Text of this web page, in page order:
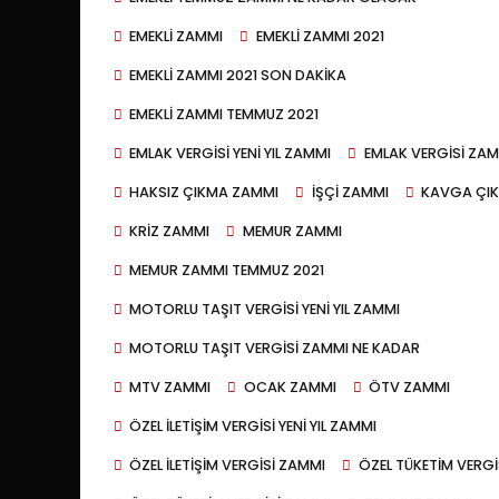
EMEKLI ZAMMI EMEKLI ZAMMI 2021
EMEKLI ZAMMI 2021 SON DAKIKA
EMEKLI ZAMMI TEMMUZ 2021
EMLAK VERGISI YENI YIL ZAMMI EMLAK VERGISI ZAM
HAKSIZ ÇIKMA ZAMMI IŞÇI ZAMMI KAVGA
KRIZ ZAMMI MEMUR ZAMMI
MEMUR ZAMMI TEMMUZ 2021
MOTORLU TAŞIT VERGISI YENI YIL ZAMMI
MOTORLU TAŞIT VERGISI ZAMMI NE KADAR
MTV ZAMMI OCAK ZAMMI ÖTV ZAMMI
ÖZEL ILETIŞIM VERGISI YENI YIL ZAMMI
ÖZEL ILETIŞIM VERGISI ZAMMI ÖZEL TÜKETIM